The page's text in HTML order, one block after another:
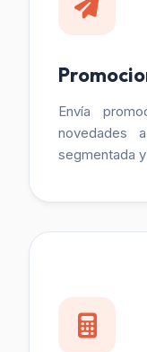
Envía
novedades
segmentada